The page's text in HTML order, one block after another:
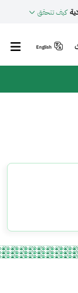
كيف تتحقق
English